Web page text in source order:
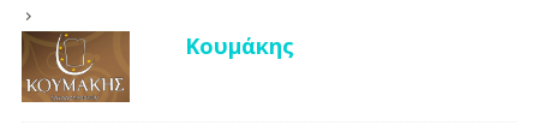
Κουμάκης